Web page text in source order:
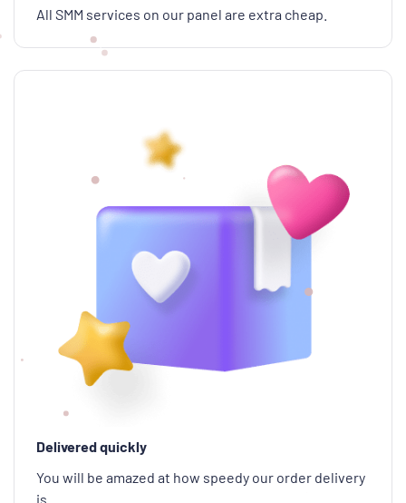
All SMM services on our panel are extra cheap.
Delivered quickly
You will be amazed at how speedy our order delivery
is.